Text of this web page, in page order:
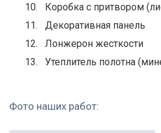
Коробка с притвором
Декоративная панель
Лонжерон жесткости
Утеплитель полотна
Фото наших работ: